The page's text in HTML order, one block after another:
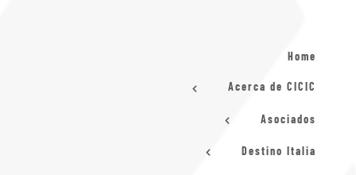
Home
Acerca de CICIC
Asociados
Destino Italia